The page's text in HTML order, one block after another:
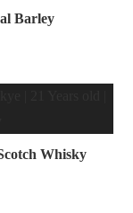
Barley
Whisky